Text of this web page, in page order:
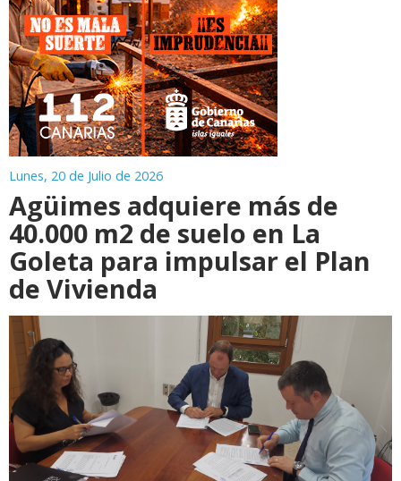
Lunes, 20 de Julio de 2026
Agüimes adquiere más de
40.000 m2 de suelo en La
Goleta para impulsar el Plan
de Vivienda